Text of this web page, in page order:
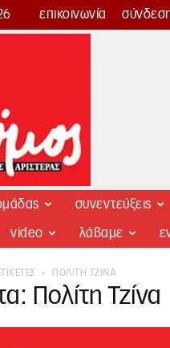
επικοινωνία
συνεντεύξεις
video λάβαμε
ΠΟΛΊΤΗ ΤΖΊΝΑ
Πολίτη Τζίνα